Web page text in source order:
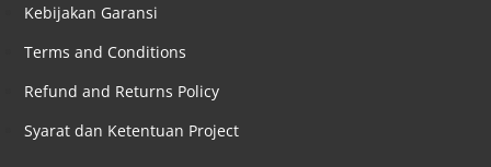
Kebijakan Garansi
Terms and Conditions
Refund and Returns Policy
Syarat dan Ketentuan Project